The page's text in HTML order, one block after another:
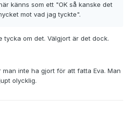
känns som ett "OK så kanske det
mot vad jag tyckte".
tycka om det. Välgjort är det dock.
inte ha gjort för att fatta Eva. Man
olycklig.